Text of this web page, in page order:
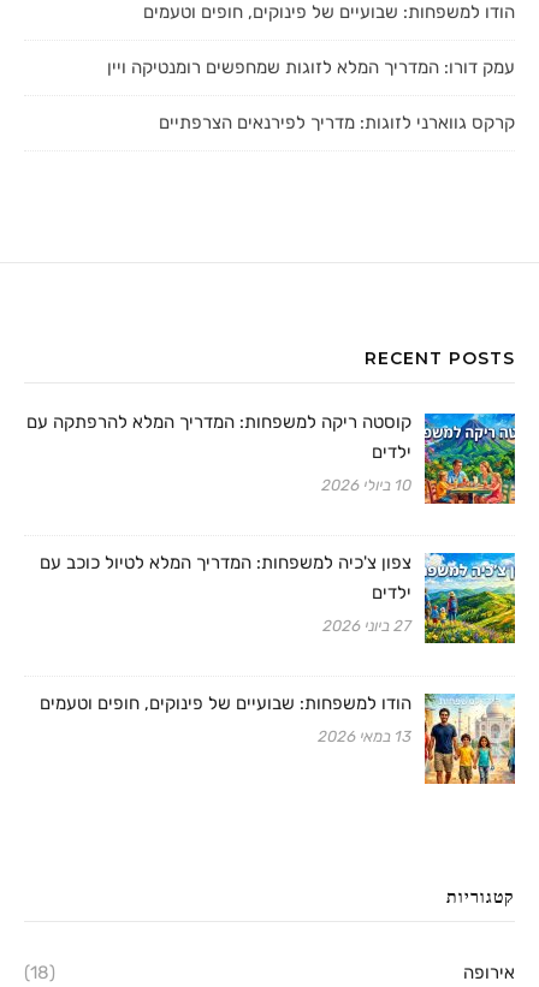
הודו למשפחות: שבועיים של פינוקים, חופים וטעמים
עמק דורו: המדריך המלא לזוגות שמחפשים רומנטיקה ויין
קרקס גווארני לזוגות: מדריך לפירנאים הצרפתיים
RECENT POSTS
קוסטה ריקה למשפחות: המדריך המלא להרפתקה עם
ילדים
10 ביולי 2026
צפון צ'כיה למשפחות: המדריך המלא לטיול כוכב עם
ילדים
27 ביוני 2026
הודו למשפחות: שבועיים של פינוקים, חופים וטעמים
13 במאי 2026
קטגוריות
אירופה (18)